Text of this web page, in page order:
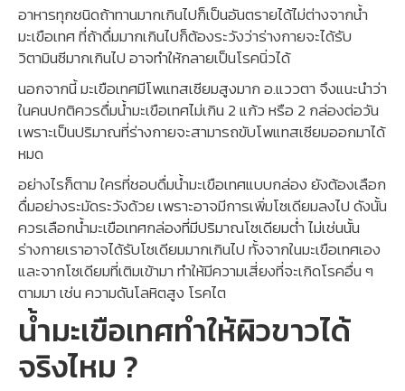
อาหารทุกชนิดถ้าทานมากเกินไปก็เป็นอันตรายได้ไม่ต่างจากน้ำ
มะเขือเทศ ที่ถ้าดื่มมากเกินไปก็ต้องระวังว่าร่างกายจะได้รับ
วิตามินซีมากเกินไป อาจทำให้กลายเป็นโรคนิ่วได้
นอกจากนี้ มะเขือเทศมีโพแทสเซียมสูงมาก อ.แววตา จึงแนะนำว่า
ในคนปกติควรดื่มน้ำมะเขือเทศไม่เกิน 2 แก้ว หรือ 2 กล่องต่อวัน
เพราะเป็นปริมาณที่ร่างกายจะสามารถขับโพแทสเซียมออกมาได้
หมด
อย่างไรก็ตาม ใครที่ชอบดื่มน้ำมะเขือเทศแบบกล่อง ยังต้องเลือก
ดื่มอย่างระมัดระวังด้วย เพราะอาจมีการเพิ่มโซเดียมลงไป ดังนั้น
ควรเลือกน้ำมะเขือเทศกล่องที่มีปริมาณโซเดียมต่ำ ไม่เช่นนั้น
ร่างกายเราอาจได้รับโซเดียมมากเกินไป ทั้งจากในมะเขือเทศเอง
และจากโซเดียมที่เติมเข้ามา ทำให้มีความเสี่ยงที่จะเกิดโรคอื่น ๆ
ตามมา เช่น ความดันโลหิตสูง โรคไต
น้ำมะเขือเทศทำให้ผิวขาวได้
จริงไหม ?